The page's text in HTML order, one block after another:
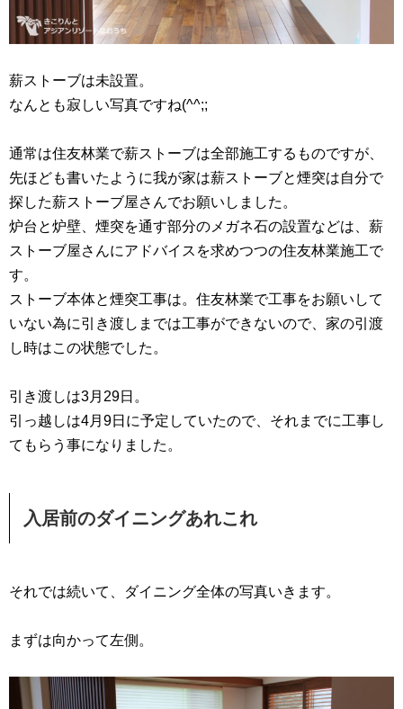
薪ストーブは未設置。
なんとも寂しい写真ですね(^^;;
通常は住友林業で薪ストーブは全部施工するものですが、
先ほども書いたように我が家は薪ストーブと煙突は自分で
探した薪ストーブ屋さんでお願いしました。
炉台と炉壁、煙突を通す部分のメガネ石の設置などは、薪
ストーブ屋さんにアドバイスを求めつつの住友林業施工で
す。
ストーブ本体と煙突工事は。住友林業で工事をお願いして
いない為に引き渡しまでは工事ができないので、家の引渡
し時はこの状態でした。
引き渡しは3月29日。
引っ越しは4月9日に予定していたので、それまでに工事し
てもらう事になりました。
入居前のダイニングあれこれ
それでは続いて、ダイニング全体の写真いきます。
まずは向かって左側。